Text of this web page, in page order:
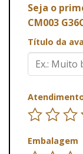
Seja o
CM003
Título da
Embalagem